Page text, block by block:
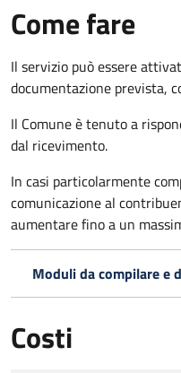
Come fare
Il servizio può essere
documentazione prevista,
Il Comune è tenuto a
dal ricevimento.
In casi particolarmente
comunicazione al
aumentare fino a un
Moduli da compilare e
Costi